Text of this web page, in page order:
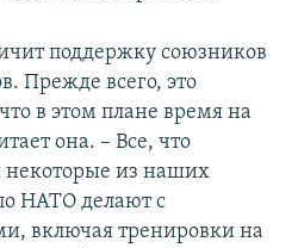
поддержку союзников
Прежде всего, это
в этом плане время на
она. – Все, что
из наших
НАТО делают с
включая тренировки на